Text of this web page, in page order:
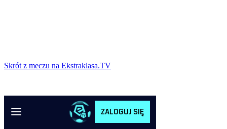
Skrót z meczu na Ekstraklasa.TV